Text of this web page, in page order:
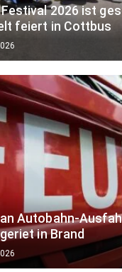
Festival 2026 ist
feiert in Cottbus
Autobahn-
in Brand